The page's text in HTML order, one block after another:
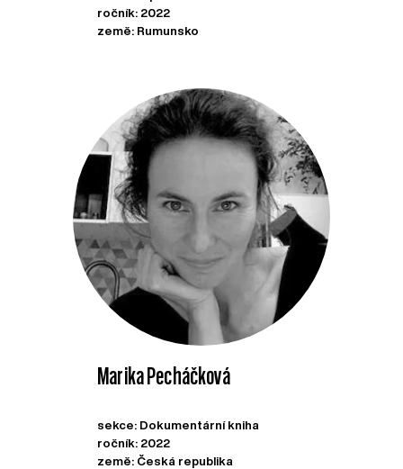
ročník: 2022
země: Rumunsko
Marika Pecháčková
sekce: Dokumentární kniha
ročník: 2022
země: Česká republika